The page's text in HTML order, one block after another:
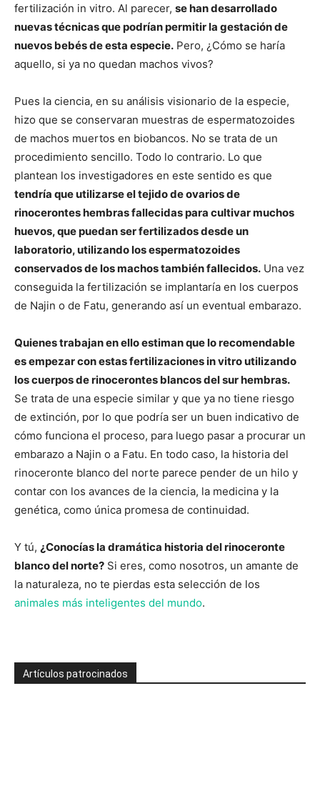
fertilización in vitro. Al parecer, se han desarrollado
nuevas técnicas que podrían permitir la gestación de
nuevos bebés de esta especie. Pero, ¿Cómo se haría
aquello, si ya no quedan machos vivos?
Pues la ciencia, en su análisis visionario de la especie,
hizo que se conservaran muestras de espermatozoides
de machos muertos en biobancos. No se trata de un
procedimiento sencillo. Todo lo contrario. Lo que
plantean los investigadores en este sentido es que
tendría que utilizarse el tejido de ovarios de
rinocerontes hembras fallecidas para cultivar muchos
huevos, que puedan ser fertilizados desde un
laboratorio, utilizando los espermatozoides
conservados de los machos también fallecidos. Una vez
conseguida la fertilización se implantaría en los cuerpos
de Najin o de Fatu, generando así un eventual embarazo.
Quienes trabajan en ello estiman que lo recomendable
es empezar con estas fertilizaciones in vitro utilizando
los cuerpos de rinocerontes blancos del sur hembras.
Se trata de una especie similar y que ya no tiene riesgo
de extinción, por lo que podría ser un buen indicativo de
cómo funciona el proceso, para luego pasar a procurar un
embarazo a Najin o a Fatu. En todo caso, la historia del
rinoceronte blanco del norte parece pender de un hilo y
contar con los avances de la ciencia, la medicina y la
genética, como única promesa de continuidad.
Y tú, ¿Conocías la dramática historia del rinoceronte
blanco del norte? Si eres, como nosotros, un amante de
la naturaleza, no te pierdas esta selección de los
animales más inteligentes del mundo.
Artículos patrocinados